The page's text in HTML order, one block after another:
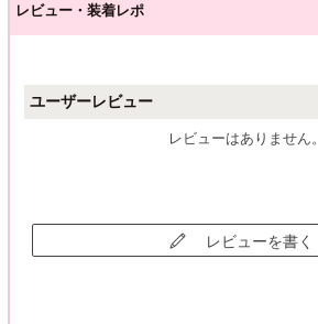
レビュー・装着レポ
ユーザーレビュー
レビューはありません。
レビューを書く